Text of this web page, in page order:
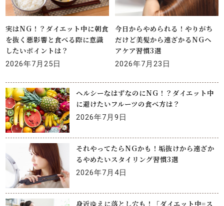
実はNG！？ダイエット中に朝食
を抜く悪影響と食べる際に意識
したいポイントは？
2026年7月25日
今日からやめられる！やりがち
だけど美髪から遠ざかるNGヘ
アケア習慣3選
2026年7月23日
ヘルシーなはずなのにNG！？ダイエット中
に避けたいフルーツの食べ方は？
2026年7月9日
それやってたらNGかも！垢抜けから遠ざか
るやめたいスタイリング習慣3選
2026年7月4日
身近ゆえに落とし穴も！「ダイエット中=ス